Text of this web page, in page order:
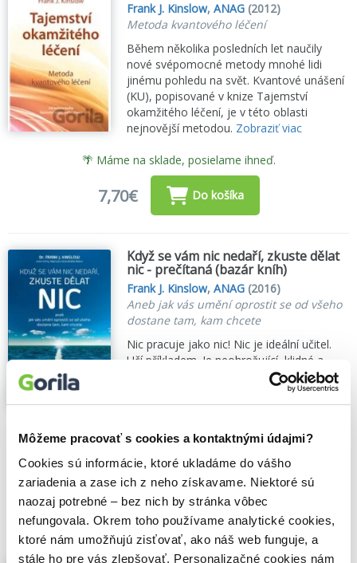
Môžeme pracovať s cookies a kontaktnými údajmi?
Cookies sú informácie, ktoré ukladáme do vášho
zariadenia a zase ich z neho získavame. Niektoré sú
naozaj potrebné – bez nich by stránka vôbec
nefungovala. Okrem toho používame analytické cookies,
ktoré nám umožňujú zisťovať, ako náš web funguje, a
stále ho pre vás zlepšovať. Personalizačné cookies nám
Frank J. Kinslow,ANAG (2012)
Metoda kvantového léčení
Během několika posledních let naučily
nové svépomocné metody mnohé lidi
jinému pohledu na svět. Kvantové unášení
(KU), popisované v knize Tajemství
okamžitého léčení, je v této oblasti
nejnovější metodou. Zobraziť viac
🌴 Máme na sklade, posielame ihneď.
7,70€ Do košíka
Když se vám nic nedaří, zkuste dělat
nic - prečítaná (bazár kníh)
Frank J. Kinslow,ANAG (2016)
Aneb jak vás umění oprostit se od všeho
dostane tam, kam chcete
Nic pracuje jako nic! Nic je ideální učitel.
Učí příkladem. Je neohrožující, klidné a
tolerantní. Nechová zášť a nikdy se necítí
provinile. Vždy je přítomné, nikdy se
nestará o budoucnost nebo minulost. Nic
které...Zobraziť viac
🌴 Máme na sklade, posielame ihneď.
4,40€ Do košíka